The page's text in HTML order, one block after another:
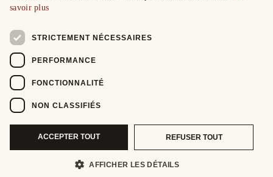
savoir plus
STRICTEMENT NÉCESSAIRES
PERFORMANCE
FONCTIONNALITÉ
NON CLASSIFIÉS
ACCEPTER TOUT REFUSER TOUT
AFFICHER LES DÉTAILS